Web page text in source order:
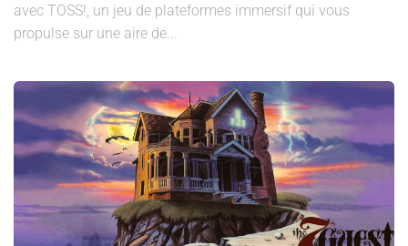
avec TOSS!, un jeu de plateformes immersif qui vous
propulse sur une aire de...